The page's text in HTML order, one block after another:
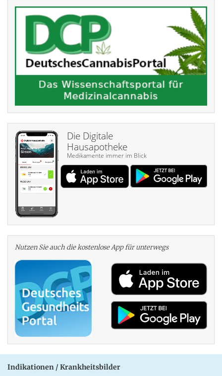
Die Digitale
Hausapotheke
Medikamente immer im Blick
Nutzen Sie auch die kosten­lose App für unterwegs
Indikationen / Krankheitsbilder